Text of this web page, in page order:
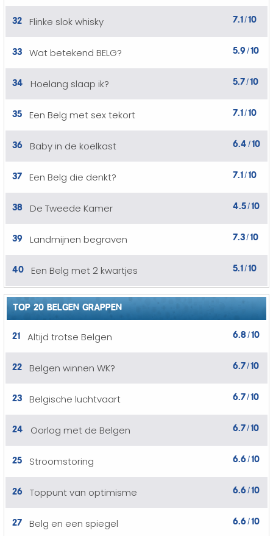
32 Flinke slok whisky 7.1/10
33 Wat betekend BELG? 5.9 /10
34 Hoelang slaap ik? 5.7/10
35 Een Belg met sex tekort 7.1/10
36 Baby in de koelkast 6.4 /10
37 Een Belg die denkt? 7.1/10
38 De Tweede Kamer 4.5/10
39 Landmijnen begraven 7.3/10
40 Een Belg met 2 kwartjes 5.1/10
TOP 20 BELGEN GRAPPEN
21 Altijd trotse Belgen 6.8/10
22 Belgen winnen WK? 6.7/10
23 Belgische luchtvaart 6.7/10
24 Oorlog met de Belgen 6.7/10
25 Stroomstoring 6.6 /10
26 Toppunt van optimisme 6.6 /10
27 Belg en een spiegel 6.6 /10